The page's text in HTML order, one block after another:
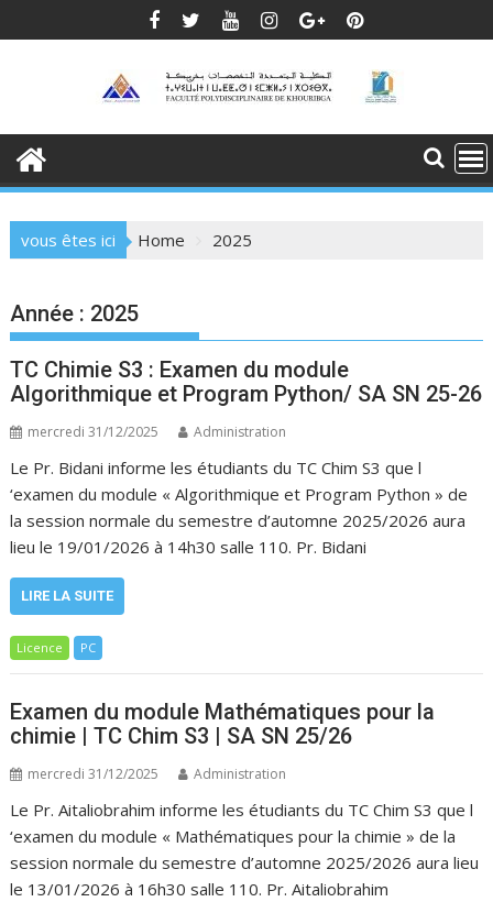
to
vous êtes ici Home 2025
Année : 2025
TC Chimie S3 : Examen du module
Algorithmique et Program Python/ SA SN 25-26
mercredi 31/12/2025 Administration
Le Pr. Bidani informe les étudiants du TC Chim S3 que l
‘examen du module « Algorithmique et Program Python » de
la session normale du semestre d’automne 2025/2026 aura
lieu le 19/01/2026 à 14h30 salle 110. Pr. Bidani
LIRE LA SUITE
Licence PC
Examen du module Mathématiques pour la
chimie | TC Chim S3 | SA SN 25/26
mercredi 31/12/2025 Administration
Le Pr. Aitaliobrahim informe les étudiants du TC Chim S3 que l
‘examen du module « Mathématiques pour la chimie » de la
session normale du semestre d’automne 2025/2026 aura lieu
le 13/01/2026 à 16h30 salle 110. Pr. Aitaliobrahim